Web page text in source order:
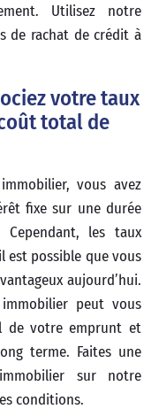
Utilisez notre
de rachat de crédit à
votre taux
total de
vous avez
fixe sur une durée
Cependant, les taux
est possible que vous
aujourd’hui.
peut vous
de votre emprunt et
terme. Faites une
sur notre
conditions.